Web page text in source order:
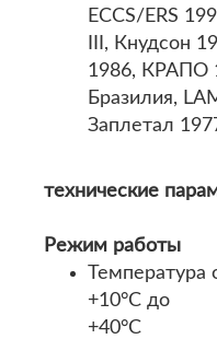
ECCS/ERS
III, Кнудсон
1986, КРАПО
Бразилия,
Заплетал
технические
Режим работы
+10°C до